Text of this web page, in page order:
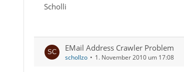
Scholli
EMail Address Crawler Problem
schollzo 1. November 2010 um 17:08